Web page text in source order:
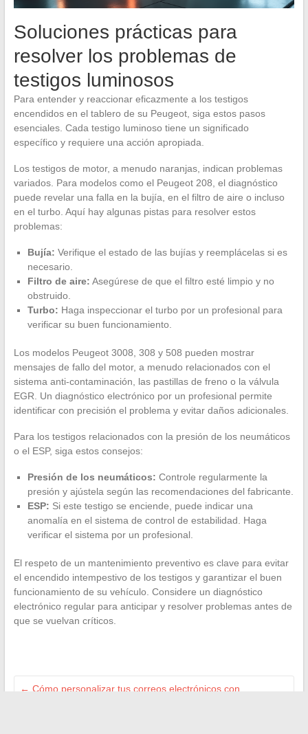
Soluciones prácticas para
resolver los problemas de
testigos luminosos
Para entender y reaccionar eficazmente a los testigos
encendidos en el tablero de su Peugeot, siga estos pasos
esenciales. Cada testigo luminoso tiene un significado
específico y requiere una acción apropiada.
Los testigos de motor, a menudo naranjas, indican problemas
variados. Para modelos como el Peugeot 208, el diagnóstico
puede revelar una falla en la bujía, en el filtro de aire o incluso
en el turbo. Aquí hay algunas pistas para resolver estos
problemas:
Bujía: Verifique el estado de las bujías y reemplácelas si es
necesario.
Filtro de aire: Asegúrese de que el filtro esté limpio y no
obstruido.
Turbo: Haga inspeccionar el turbo por un profesional para
verificar su buen funcionamiento.
Los modelos Peugeot 3008, 308 y 508 pueden mostrar
mensajes de fallo del motor, a menudo relacionados con el
sistema anti-contaminación, las pastillas de freno o la válvula
EGR. Un diagnóstico electrónico por un profesional permite
identificar con precisión el problema y evitar daños adicionales.
Para los testigos relacionados con la presión de los neumáticos
o el ESP, siga estos consejos:
Presión de los neumáticos: Controle regularmente la
presión y ajústela según las recomendaciones del fabricante.
ESP: Si este testigo se enciende, puede indicar una
anomalía en el sistema de control de estabilidad. Haga
verificar el sistema por un profesional.
El respeto de un mantenimiento preventivo es clave para evitar
el encendido intempestivo de los testigos y garantizar el buen
funcionamiento de su vehículo. Considere un diagnóstico
electrónico regular para anticipar y resolver problemas antes de
que se vuelvan críticos.
← Cómo personalizar tus correos electrónicos con